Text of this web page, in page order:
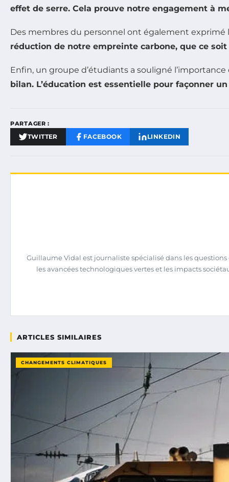
effet de serre. Cela prouve notre engagement à
Des membres du personnel ont également exprimé
réduction de notre empreinte carbone, que ce
Enfin, un groupe d’étudiants a souligné
bilan. L’éducation est essentielle pour façonner
PARTAGER :
TWITTER FACEBOOK LINKEDIN
Guillaume Vidal est journaliste spécialisé dans les
les avancées technologiques vertes et les impacts
ARTICLES SIMILAIRES
CHANGEMENTS CLIMATIQUES